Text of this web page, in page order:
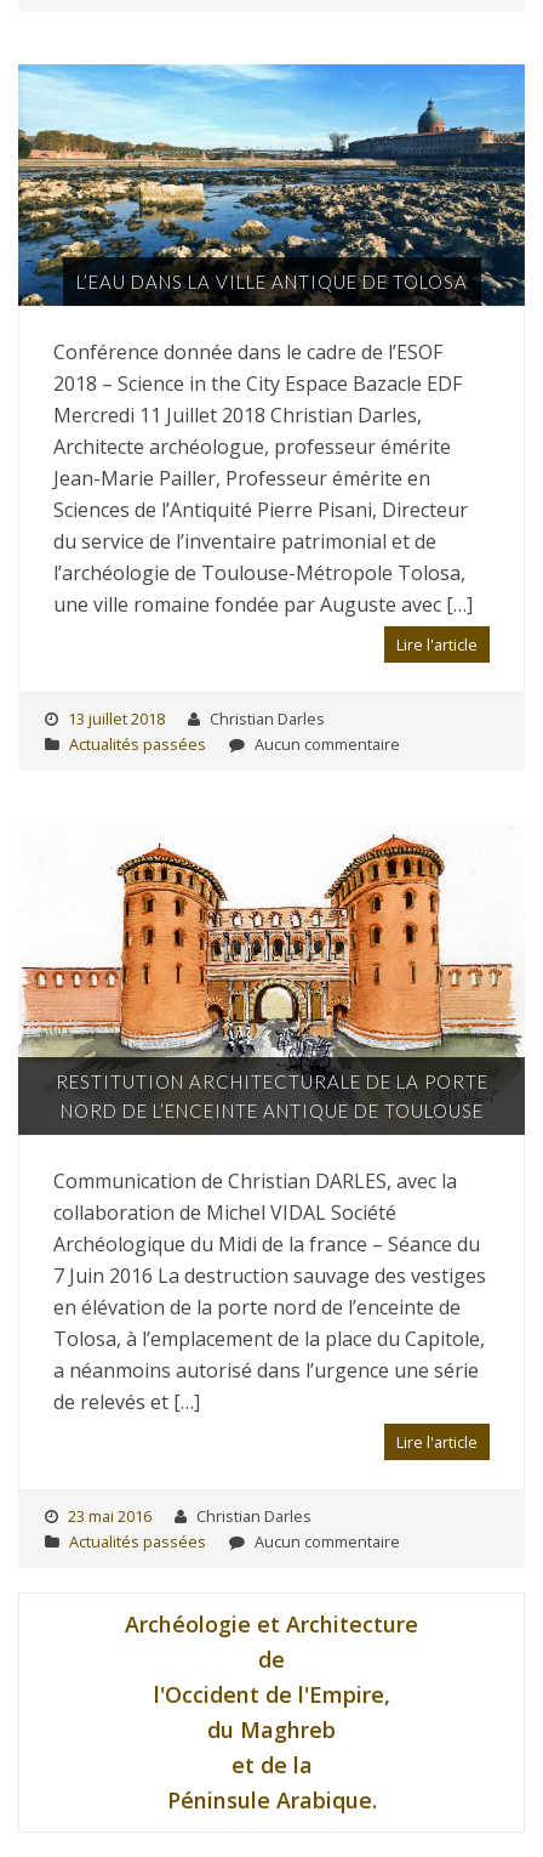
L’EAU DANS LA VILLE ANTIQUE DE TOLOSA
Conférence donnée dans le cadre de l’ESOF
2018 – Science in the City Espace Bazacle EDF
Mercredi 11 Juillet 2018 Christian Darles,
Architecte archéologue, professeur émérite
Jean-Marie Pailler, Professeur émérite en
Sciences de l’Antiquité Pierre Pisani, Directeur
du service de l’inventaire patrimonial et de
l’archéologie de Toulouse-Métropole Tolosa,
une ville romaine fondée par Auguste avec […]
Lire l'article
13 juillet 2018
Christian Darles
Actualités passées
Aucun commentaire
RESTITUTION ARCHITECTURALE DE LA PORTE
NORD DE L’ENCEINTE ANTIQUE DE TOULOUSE
Communication de Christian DARLES, avec la
collaboration de Michel VIDAL Société
Archéologique du Midi de la france – Séance du
7 Juin 2016 La destruction sauvage des vestiges
en élévation de la porte nord de l’enceinte de
Tolosa, à l’emplacement de la place du Capitole,
a néanmoins autorisé dans l’urgence une série
de relevés et […]
Lire l'article
23 mai 2016
Christian Darles
Actualités passées
Aucun commentaire
Archéologie et Architecture
de
l'Occident de l'Empire,
du Maghreb
et de la
Péninsule Arabique.